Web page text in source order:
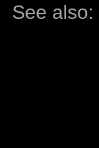
See also: